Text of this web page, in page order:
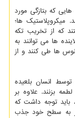
هایی که بتازگی مورد
میکروپلاستیک ها؛
که از تخریب تکه
ها می توانند به
ها طی کنند و از
انسان بلعیده
بزنند. علاوه بر
باید توجه داشت که
به سطح خود جذب